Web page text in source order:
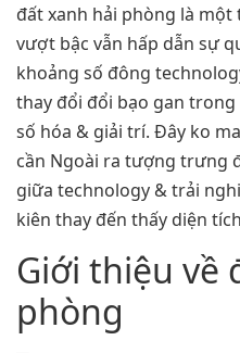
đất xanh hải phòng là
vượt bậc vẫn hấp dẫn sự
khoảng số đông
thay đổi đổi bạo gan
số hóa & giải trí. Đây ko
cần Ngoài ra tượng trưng
giữa technology & trải
kiên thay đến thấy diện
Giới thiệu về
phòng